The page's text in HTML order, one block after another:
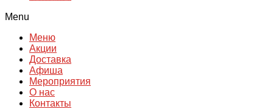
Menu
Меню
Акции
Доставка
Афиша
Мероприятия
О нас
Контакты